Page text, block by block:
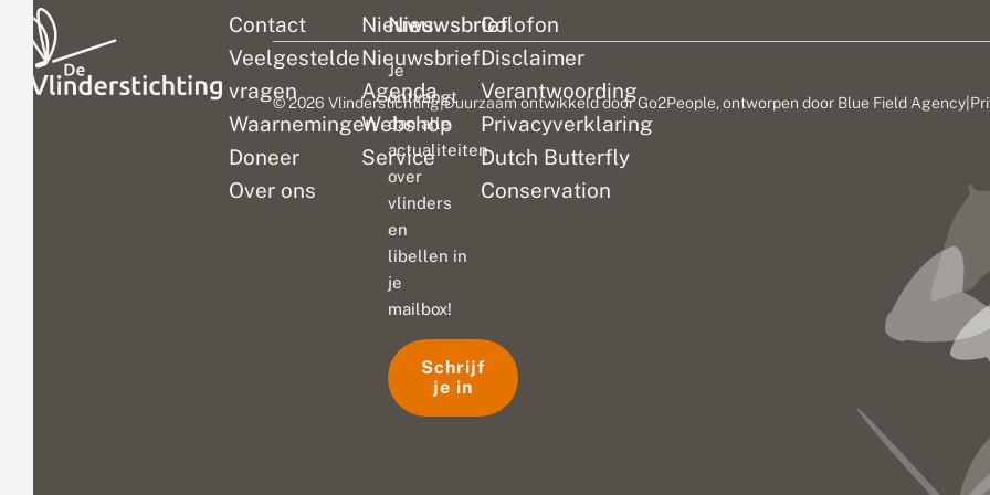
Contact
Veelgestelde
vragen
Waarnemingen
Doneer
Over ons
Nieuws
Nieuwsbrief
Agenda
Webshop
Service
Colofon
Disclaimer
Verantwoording
Privacyverklaring
Dutch Butterfly
Conservation
Nieuwsbrief
Je
ontvangt
dan alle
actualiteiten
over
vlinders
en
libellen in
je
mailbox!
Schrijf
je in
© 2026 Vlinderstichting|Duurzaam ontwikkeld doorGo2People, ontworpen door Blue Field Agency